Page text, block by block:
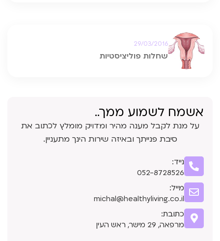
שחלות פוליציסטיות
29/03/2016
אשמח לשמוע ממך..
על מנת לקבל מענה מהיר ומדויק מומלץ לכתוב את
סיבת פנייתך ובאיזה שירות הינך מתעניין.
נייד:
052-8728526
מייל:
michal@healthyliving.co.il
כתובת:
מרפאה, 29 מישר, ראש העין